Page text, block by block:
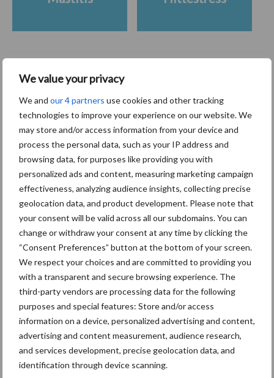
We value your privacy
We and our 4 partners use cookies and other tracking
technologies to improve your experience on our website. We
may store and/or access information from your device and
process the personal data, such as your IP address and
browsing data, for purposes like providing you with
personalized ads and content, measuring marketing campaign
effectiveness, analyzing audience insights, collecting precise
geolocation data, and product development. Please note that
your consent will be valid across all our subdomains. You can
change or withdraw your consent at any time by clicking the
“Consent Preferences” button at the bottom of your screen.
We respect your choices and are committed to providing you
with a transparent and secure browsing experience. The
third-party vendors are processing data for the following
purposes and special features: Store and/or access
information on a device, personalized advertising and content,
advertising and content measurement, audience research,
and services development, precise geolocation data, and
identification through device scanning.
Primaire
Sidebar
Recent nieuws Partner nieuws
7 aug
Grondstoffenmarkt blijft grillig:
droogte en geopolitiek houden
handel in de greep
7 aug
De speenhuid: een vaak
onderschatte risicofactor voor
mastitis
6 aug
ForFarmers ziet volume en
marktaandeel groeien in krimpende
Nederlandse markt
6 aug
Tien praktische tips voor een
langere levensduur
Toon meer